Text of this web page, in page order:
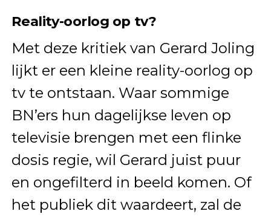
Reality-oorlog op tv?
Met deze kritiek van Gerard Joling
lijkt er een kleine reality-oorlog op
tv te ontstaan. Waar sommige
BN’ers hun dagelijkse leven op
televisie brengen met een flinke
dosis regie, wil Gerard juist puur
en ongefilterd in beeld komen. Of
het publiek dit waardeert, zal de